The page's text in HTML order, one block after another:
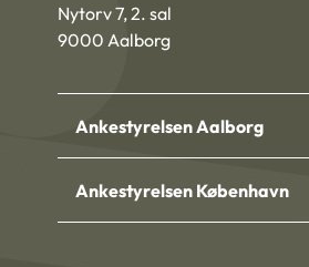
Nytorv 7, 2. sal
9000 Aalborg
Ankestyrelsen Aalborg
Ankestyrelsen København